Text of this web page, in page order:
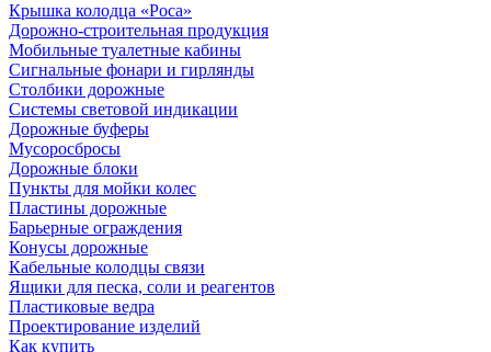
Крышка колодца «Роса»
Дорожно-строительная продукция
Мобильные туалетные кабины
Сигнальные фонари и гирлянды
Столбики дорожные
Системы световой индикации
Дорожные буферы
Мусоросбросы
Дорожные блоки
Пункты для мойки колес
Пластины дорожные
Барьерные ограждения
Конусы дорожные
Кабельные колодцы связи
Ящики для песка, соли и реагентов
Пластиковые ведра
Проектирование изделий
Как купить